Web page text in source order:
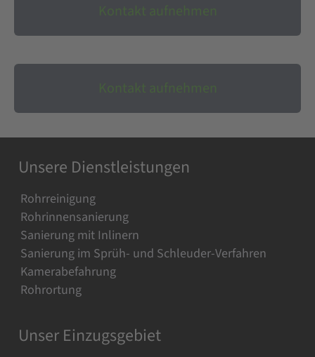
Kontakt aufnehmen
Kontakt aufnehmen
Unsere Dienstleistungen
Rohrreinigung
Rohrinnensanierung
Sanierung mit Inlinern
Sanierung im Sprüh- und Schleuder-Verfahren
Kamerabefahrung
Rohrortung
Unser Einzugsgebiet